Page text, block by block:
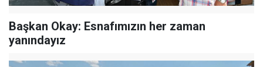
Başkan Okay: Esnafımızın her zaman
yanındayız